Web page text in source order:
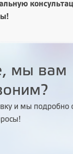
мы вам
и мы подробно